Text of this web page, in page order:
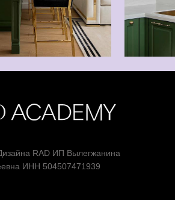
RAD ИП Вылегжанина
ИНН 504507471939